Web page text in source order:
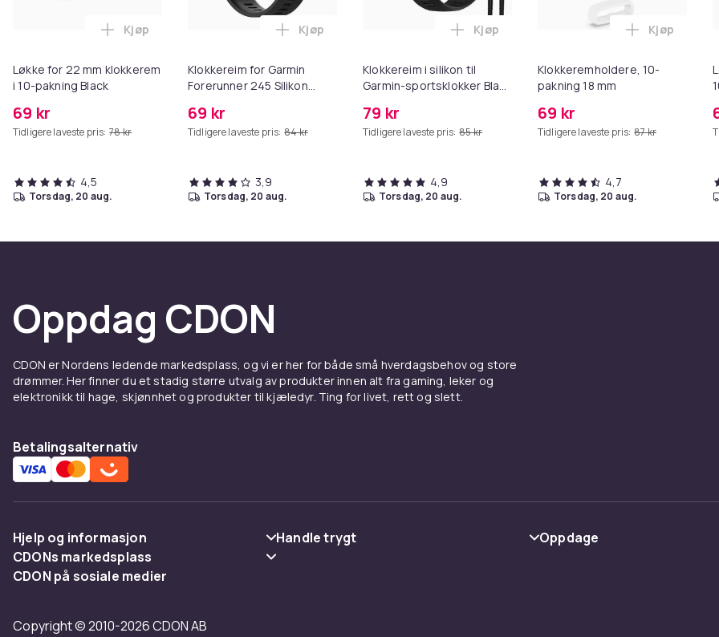
Løkke for 22 mm klokkerem
i 10-pakning Black
69 kr
Tidligere laveste pris: 78 kr
Legg Løkke for 22 mm klokkerem i 10-pakning Black i handlekurven
Kjøp
4,5
torsdag, 20 aug.
Klokkereim for Garmin
Forerunner 245 Silikon
69 kr
Tidligere laveste pris: 84 kr
Legg Klokkereim for Garmin Forerunner 245 Silikon Black 20 mm i
Kjøp
3,9
torsdag, 20 aug.
Klokkereim i silikon til
Garmin-sportsklokker Black
945/935, Garmin Fenix 5
79 kr
Tidligere laveste pris: 85 kr
Legg Klokkereim i silikon til Garmin-
Kjøp
4,9
torsdag, 20 aug.
Klokkeremholdere, 10-
pakning 18 mm
69 kr
Tidligere laveste pris: 87 kr
Legg
Kjøp
4,7
torsdag, 20 aug.
Oppdag CDON
CDON er Nordens ledende markedsplass, og vi er her for både små hverdagsbehov og store
drømmer. Her finner du et stadig større utvalg av produkter innen alt fra gaming, leker og
elektronikk til hage, skjønnhet og produkter til kjæledyr. Ting for livet, rett og slett.
Betalingsalternativ
Hjelp og informasjon
Vanlige spørsmål
Angre & returner her
Handle trygt
Oppdage
CDONs markedsplass
Merchant Help Center
CDON på sosiale medier
Copyright © 2010-2026 CDON AB